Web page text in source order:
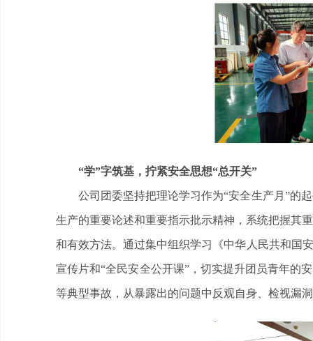
“学”字筑基，拧紧安全思想“总开关”
公司团委坚持把理论学习作为“安全生产月”的
生产的重要论述和重要指示批示精神，系统把握其
和有效方法。通过集中组织学习《中华人民共和国
宣传片和“全民安全公开课”，切实提升团员青年的
等典型事故，从暴露出的问题中反观自身、检视漏